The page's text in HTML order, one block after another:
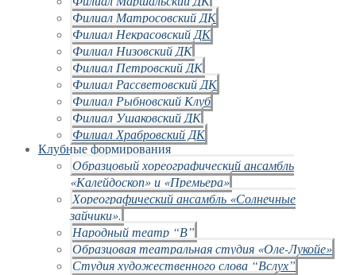
Филиал Матросовский ДК
Филиал Некрасовский ДК
Филиал Низовский ДК
Филиал Петровский ДК
Филиал Рассветовский ДК
Филиал Рыбновский Клуб
Филиал Ушаковский ДК
Филиал Храбровский ДК
Клубные формирования
Образцовый хореографический ансамбль
«Калейдоскоп» и «Премьера»
Хореографический ансамбль «Солнечные
зайчики».
Народный театр “В”
Образцовая театральная студия «Оле-Лукойе»
Студия художественного слова “Вслух”